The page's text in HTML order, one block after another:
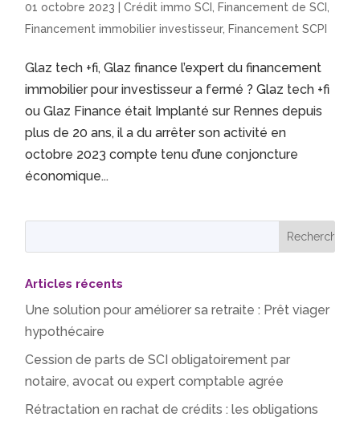
01 octobre 2023 |Crédit immo SCI ,Financement de SCI
Financement immobilier investisseur,Financement SCPI
Glaz tech +fi, Glaz finance l’expert du financement
immobilier pour investisseur a fermé ? Glaz tech +fi
ou Glaz Finance était Implanté sur Rennes depuis
plus de 20 ans, il a du arrêter son activité en
octobre 2023 compte tenu d’une conjoncture
économique...
Articles récents
Une solution pour améliorer sa retraite : Prêt viager
hypothécaire
Cession de parts de SCI obligatoirement par
notaire, avocat ou expert comptable agrée
Rétractation en rachat de crédits : les obligations